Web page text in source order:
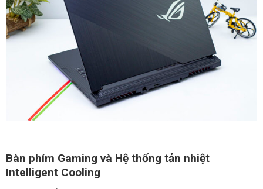
Bàn phím Gaming và Hệ thống tản nhiệt
Intelligent Cooling